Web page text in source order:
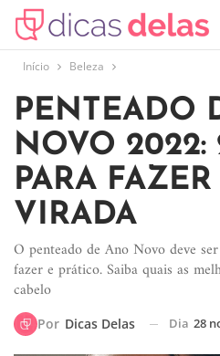
Início Beleza
PENTEADO
NOVO 2022:
PARA
VIRADA
O penteado de Ano Novo deve
fazer e prático. Saiba quais as
cabelo
Por Dicas Delas Dia 28